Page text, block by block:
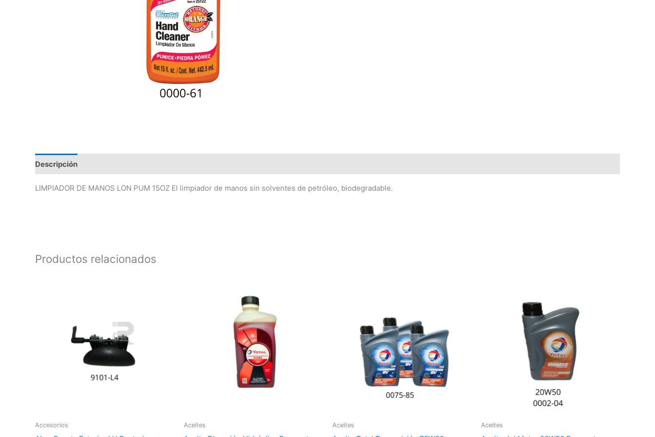
Descripción
LIMPIADOR DE MANOS LON PUM 15OZ El limpiador de manos sin solventes de petróleo, biodegradable.
Productos relacionados
Accesorios Aceites Aceites Aceites